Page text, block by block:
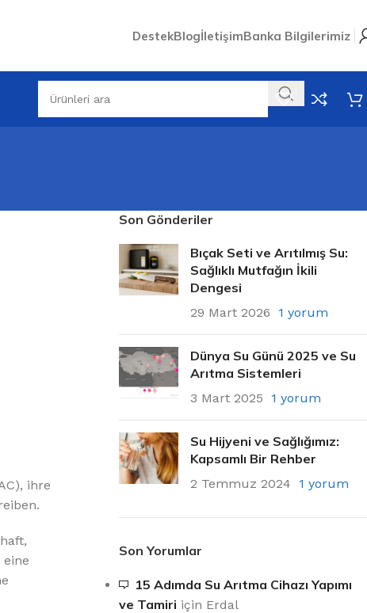
DestekBlogİletişimBanka Bilgilerimiz
ihre
Son Gönderiler
Bıçak Seti ve Arıtılmış Su:
Sağlıklı Mutfağın İkili
Dengesi
29 Mart 2026 1 yorum
Dünya Su Günü 2025 ve Su
Arıtma Sistemleri
3 Mart 2025 1 yorum
Su Hijyeni ve Sağlığımız:
Kapsamlı Bir Rehber
2 Temmuz 2024 1 yorum
Son Yorumlar
15 Adımda Su Arıtma Cihazı Yapımı
ve Tamiri için Erdal